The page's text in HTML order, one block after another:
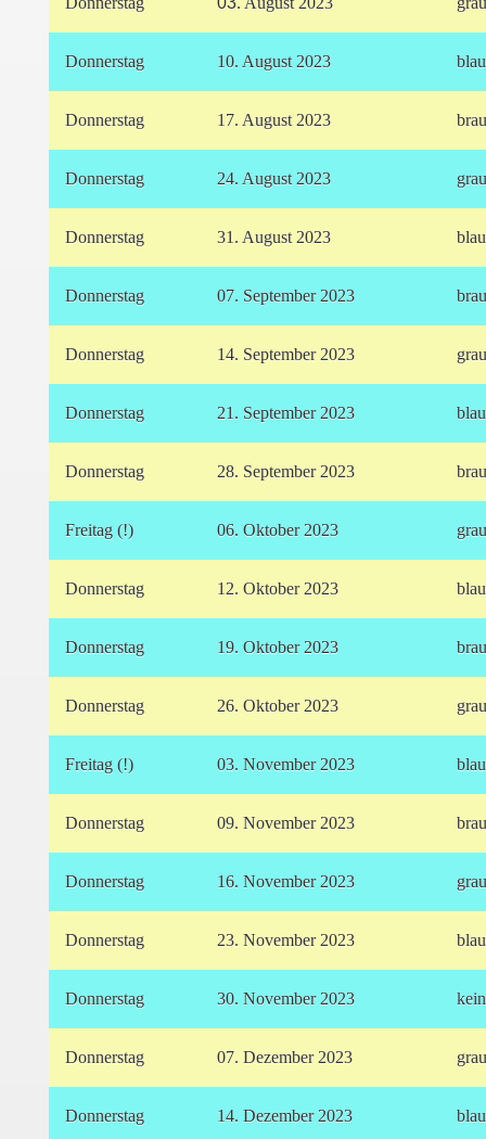
Donnerstag 10. August 2023
Donnerstag 17. August 2023
Donnerstag 24. August 2023
Donnerstag 31. August 2023
Donnerstag 07. September 2023
Donnerstag 14. September 2023
Donnerstag 21. September 2023
Donnerstag 28. September 2023
Freitag (!) 06. Oktober 2023
Donnerstag 12. Oktober 2023
Donnerstag 19. Oktober 2023
Donnerstag 26. Oktober 2023
Freitag (!) 03. November 2023
Donnerstag 09. November 2023
Donnerstag 16. November 2023
Donnerstag 23. November 2023
Donnerstag 30. November 2023
Donnerstag 07. Dezember 2023
Donnerstag 14. Dezember 2023